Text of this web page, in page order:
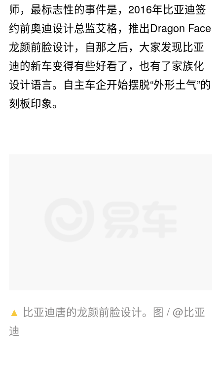
师，最标志性的事件是，2016年比亚迪签
约前奥迪设计总监艾格，推出Dragon Face
龙颜前脸设计，自那之后，大家发现比亚
迪的新车变得有些好看了，也有了家族化
设计语言。自主车企开始摆脱“外形土气”的
刻板印象。
▲ 比亚迪唐的龙颜前脸设计。图 / @比亚
迪